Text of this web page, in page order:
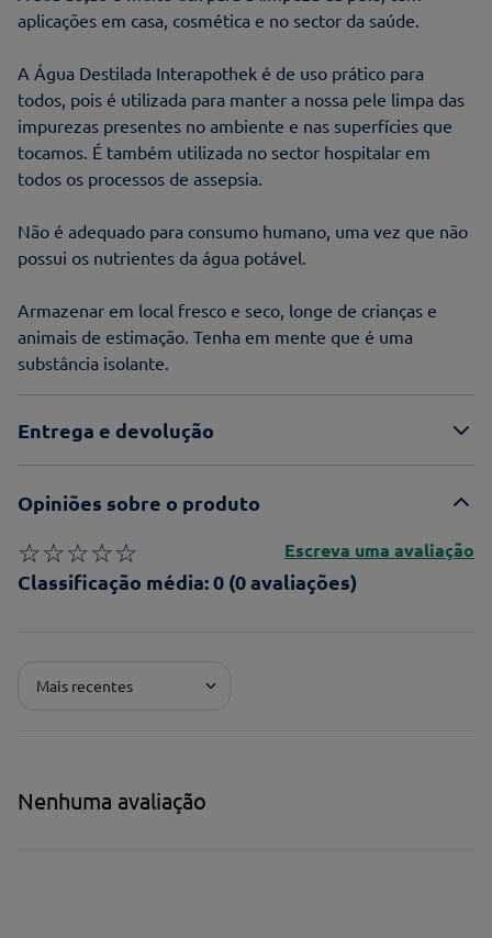
aplicações em casa, cosmética e no sector da saúde.
A Água Destilada Interapothek é de uso prático para
todos, pois é utilizada para manter a nossa pele limpa das
impurezas presentes no ambiente e nas superfícies que
tocamos. É também utilizada no sector hospitalar em
todos os processos de assepsia.
Não é adequado para consumo humano, uma vez que não
possui os nutrientes da água potável.
Armazenar em local fresco e seco, longe de crianças e
animais de estimação. Tenha em mente que é uma
substância isolante.
Entrega e devolução
Opiniões sobre o produto
☆☆☆☆☆
Classificação média: 0 (0 avaliações)
Escreva uma avaliação
Pontuação*
Mais recentes
Nenhuma avaliação